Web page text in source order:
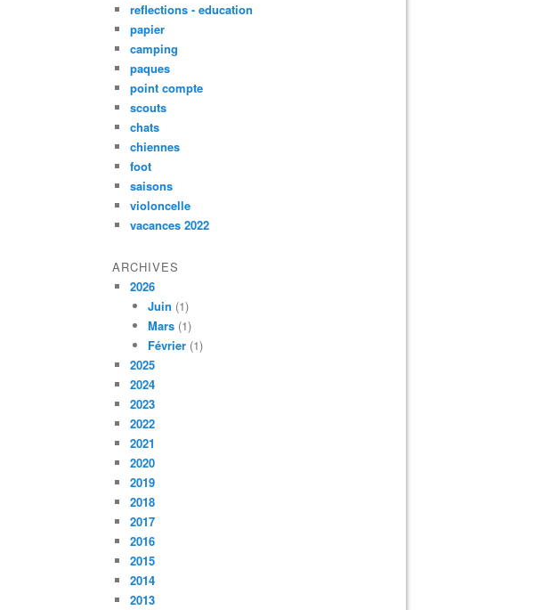
reflections - education
papier
camping
paques
point compte
scouts
chats
chiennes
foot
saisons
violoncelle
vacances 2022
ARCHIVES
2026
Juin (1)
Mars (1)
Février (1)
2025
2024
2023
2022
2021
2020
2019
2018
2017
2016
2015
2014
2013